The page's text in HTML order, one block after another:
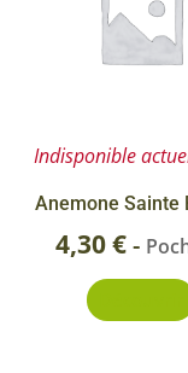
Indisponible
Anemone Sainte
4,30€-